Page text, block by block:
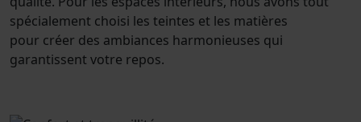
spécialement choisi les teintes et les matières
pour créer des ambiances harmonieuses qui
garantissent votre repos.